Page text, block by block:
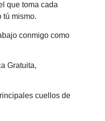
que toma cada
tú mismo.
conmigo como
Gratuita,
cuellos de